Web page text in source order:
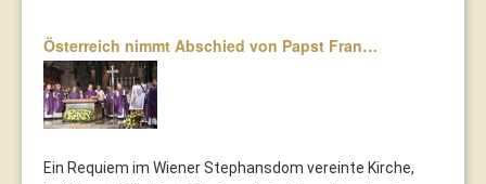
Österreich nimmt Abschied von Papst Fran…
Ein Requiem im Wiener Stephansdom vereinte Kirche,